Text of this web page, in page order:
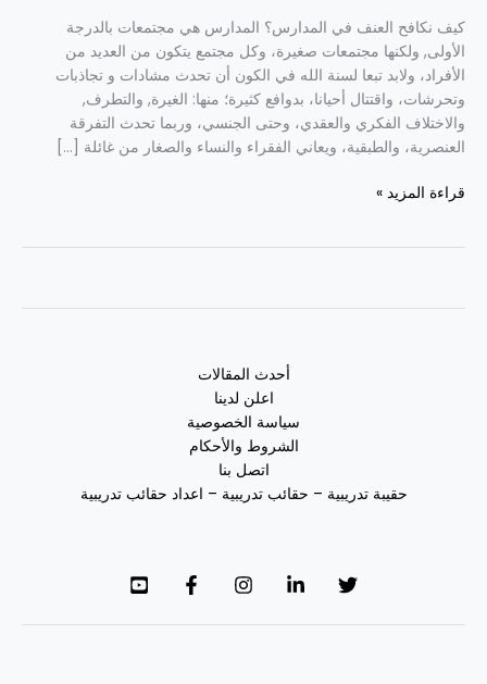
كيف نكافح العنف في المدارس؟ المدارس هي مجتمعات بالدرجة
الأولى, ولكنها مجتمعات صغيرة، وكل مجتمع يتكون من العديد من
الأفراد، ولابد تبعا لسنة الله في الكون أن تحدث مشادات و تجاذبات
وتحرشات، واقتتال أحيانا، بدوافع كثيرة؛ منها: الغيرة, والتطرف,
والاختلاف الفكري والعقدي، وحتى الجنسي، وربما تحدث التفرقة
العنصرية، والطبقية، ويعاني الفقراء والنساء والصغار من غائلة […]
قراءة المزيد »
أحدث المقالات
اعلن لدينا
سياسة الخصوصية
الشروط والأحكام
اتصل بنا
حقيبة تدريبية – حقائب تدريبية – اعداد حقائب تدريبية